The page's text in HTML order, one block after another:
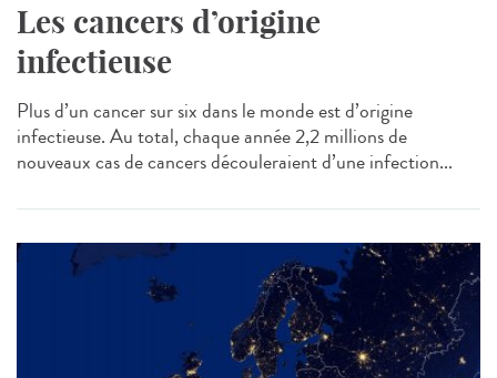
Les cancers d’origine
infectieuse
Plus d’un cancer sur six dans le monde est d’origine
infectieuse. Au total, chaque année 2,2 millions de
nouveaux cas de cancers découleraient d’une infection...